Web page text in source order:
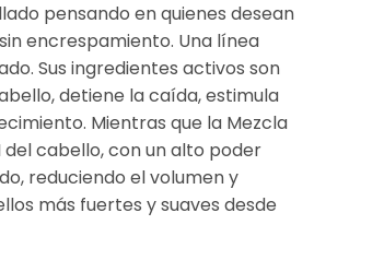
pensando en quienes desean
encrespamiento. Una línea
Sus ingredientes activos son
detiene la caída, estimula
Mientras que la Mezcla
cabello, con un alto poder
reduciendo el volumen y
más fuertes y suaves desde